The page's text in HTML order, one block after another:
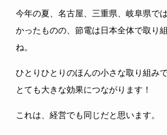
今年の夏、名古屋、三重県、岐阜県で
かったものの、節電は日本全体で取り
ね。
ひとりひとりのほんの小さな取り組み
とても大きな効果につながります！
これは、経営でも同じだと思います。